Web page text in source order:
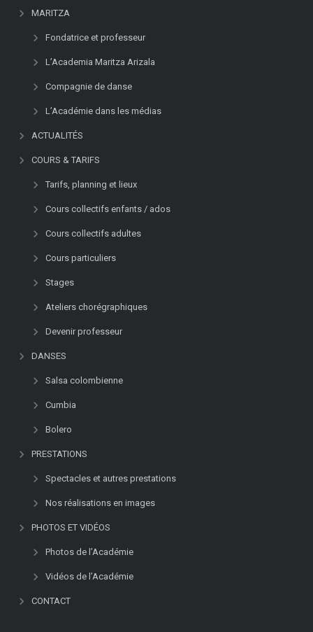
MARITZA
Fondatrice et professeur
L’Academia Maritza Arizala
Compagnie de danse
L’Académie dans les médias
ACTUALITÉS
COURS & TARIFS
Tarifs, planning et lieux
Cours collectifs enfants / ados
Cours collectifs adultes
Cours particuliers
Stages
Ateliers chorégraphiques
Devenir professeur
DANSES
Salsa colombienne
Cumbia
Bolero
PRESTATIONS
Spectacles et autres prestations
Nos réalisations en images
PHOTOS ET VIDÉOS
Photos de l’Académie
Vidéos de l’Académie
CONTACT